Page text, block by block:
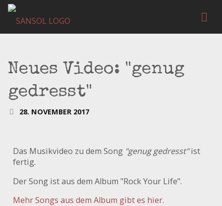
Neues Video: "genug
gedresst"
28. NOVEMBER 2017
Das Musikvideo zu dem Song "genug gedresst"ist
fertig.
Der Song ist aus dem Album "Rock Your Life".
Mehr Songs aus dem Album gibt es hier.